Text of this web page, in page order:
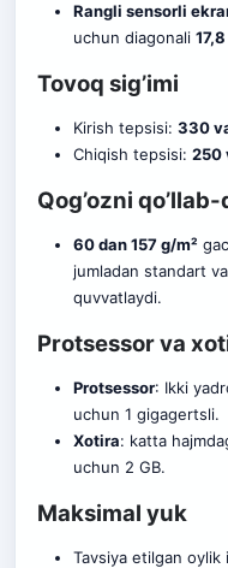
Rangli sensorli
uchun diagonali
Tovoq sig’imi
Kirish tepsisi: 330
Chiqish tepsisi: 250
Qog’ozni
60 dan 157 g/m²
jumladan standart
quvvatlaydi.
Protsessor va
Protsessor: Ikki
uchun 1 gigagertsli.
Xotira: katta
uchun 2 GB.
Maksimal yuk
Tavsiya etilgan oylik